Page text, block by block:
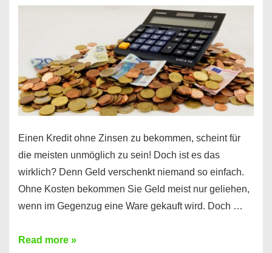
jeden
erfahren
Sie
es
Einen Kredit ohne Zinsen zu bekommen, scheint für
die meisten unmöglich zu sein! Doch ist es das
wirklich? Denn Geld verschenkt niemand so einfach.
Ohne Kosten bekommen Sie Geld meist nur geliehen,
wenn im Gegenzug eine Ware gekauft wird. Doch …
Einen
Read more »